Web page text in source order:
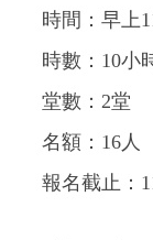
時間：早上
時數：10小
堂數：2堂
名額：16人
報名截止：